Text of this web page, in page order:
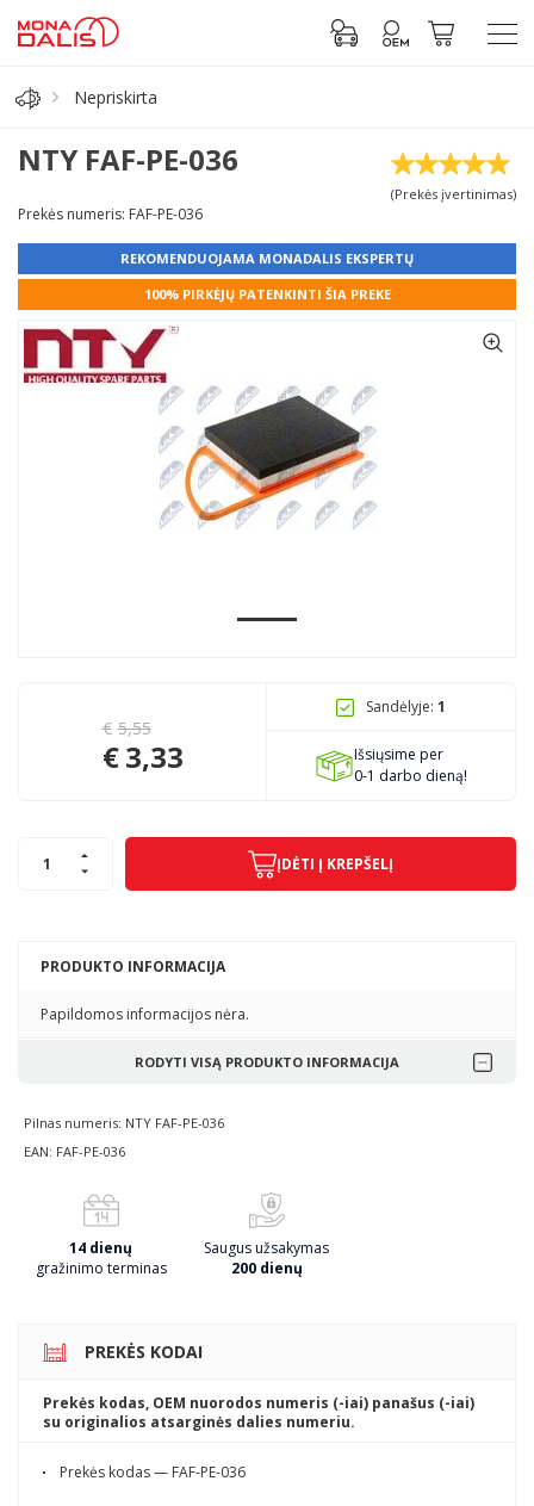
Antifrizas
Akumuliatorius
Prisijungti prie paskyros
+370 68306302
Nepriskirta
NTY FAF-PE-036
(Prekės įvertinimas)
Prekės numeris: FAF-PE-036
REKOMENDUOJAMA MONADALIS EKSPERTŲ
100% PIRKĖJŲ PATENKINTI ŠIA PREKE
PRODUKTO INFORMACIJA
Papildomos informacijos nėra.
RODYTI VISĄ PRODUKTO INFORMACIJA
Pilnas numeris: NTY FAF-PE-036
EAN: FAF-PE-036
14 dienų
gražinimo terminas
Saugus užsakymas
200 dienų
€ 5,55
€3,33
Sandėlyje: 1
Išsiųsime per
0-1 darbo dieną!
ĮDĖTI Į KREPŠELĮ
PREKĖS KODAI
Prekės kodas, OEM nuorodos numeris (-iai) panašus (-iai)
su originalios atsarginės dalies numeriu.
Prekės kodas — FAF-PE-036